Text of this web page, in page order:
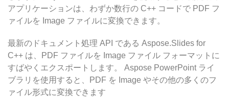
アプリケーションは、わずか数行の C++ コードで PDF フ
ァイルを Image ファイルに変換できます。
最新のドキュメント処理 API である Aspose.Slides for
C++ は、PDF ファイルを Image ファイル フォーマットに
すばやくエクスポートします。 Aspose PowerPoint ライ
ブラリを使用すると、PDF を Image やその他の多くのフ
ァイル形式に変換できます